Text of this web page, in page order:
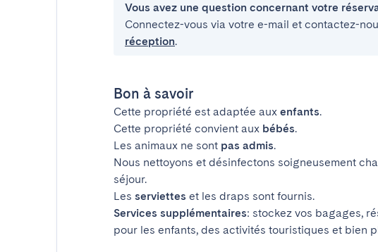
Vous avez une question concernant votre
Connectez-vous via votre e-mail et contactez-
réception.
Bon à savoir
Cette propriété est adaptée aux enfants.
Cette propriété convient aux bébés.
Les animaux ne sont pas admis.
Nous nettoyons et désinfectons soigneusement
séjour.
Les serviettes et les draps sont fournis.
Services supplémentaires: stockez vos bagages,
pour les enfants, des activités touristiques et bien